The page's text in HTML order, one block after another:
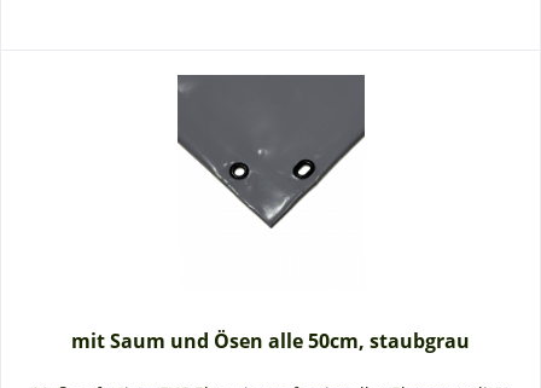
mit Saum und Ösen alle 50cm, staubgrau